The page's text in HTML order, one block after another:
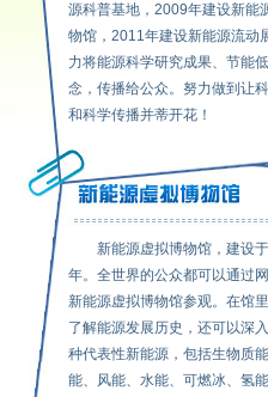
源科普基地，2009年建设新能
物馆，2011年建设新能源流动
力将能源科学研究成果、节能
念，传播给公众。努力做到让
和科学传播并蒂开花！
新能源虚拟博物馆，建设
年。全世界的公众都可以通过
新能源虚拟博物馆参观。在馆
了解能源发展历史，还可以深
种代表性新能源，包括生物质
能、风能、水能、可燃冰、氢